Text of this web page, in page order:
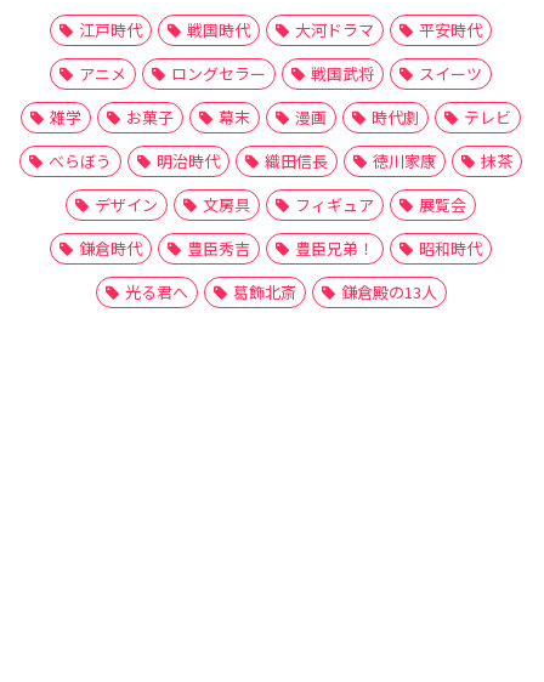
江戸時代 戦国時代 大河ドラマ
平安時代
アニメ
ロングセラー 戦国武将
スイーツ
雑学
お菓子 幕末 漫画 時代劇
テレビ
べらぼう
明治時代 織田信長 徳川家康
抹茶
デザイン
文房具 フィギュア
展覧会
鎌倉時代
豊臣秀吉 豊臣兄弟！
昭和時代
光る君へ
葛飾北斎 鎌倉殿の13人